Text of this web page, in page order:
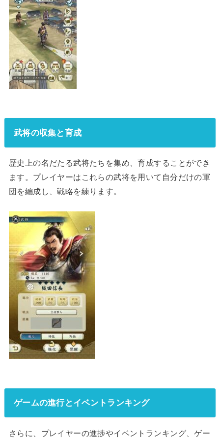
武将の収集と育成
歴史上の名だたる武将たちを集め、育成することができ
ます。プレイヤーはこれらの武将を用いて自分だけの軍
団を編成し、戦略を練ります。
ゲームの進行とイベントランキング
さらに、プレイヤーの進捗やイベントランキング、ゲー